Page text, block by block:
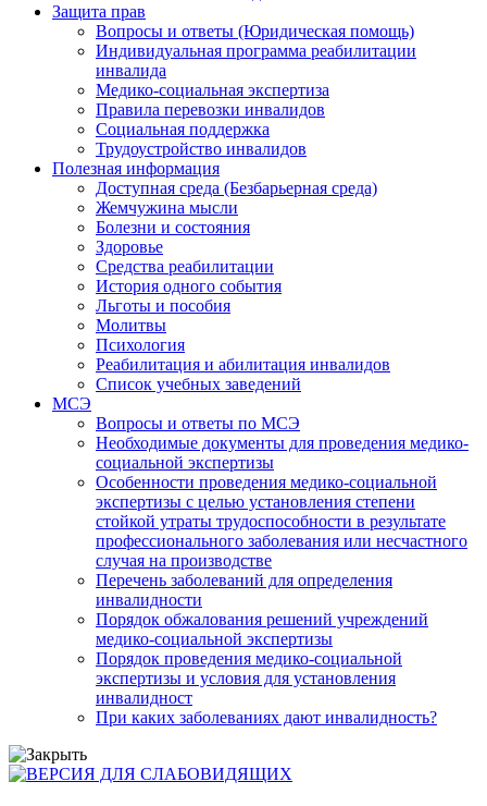
Защита прав
Вопросы и ответы (Юридическая помощь)
Индивидуальная программа реабилитации
инвалида
Медико-социальная экспертиза
Правила перевозки инвалидов
Социальная поддержка
Трудоустройство инвалидов
Полезная информация
Доступная среда (Безбарьерная среда)
Жемчужина мысли
Болезни и состояния
Здоровье
Средства реабилитации
История одного события
Льготы и пособия
Молитвы
Психология
Реабилитация и абилитация инвалидов
Список учебных заведений
МСЭ
Вопросы и ответы по МСЭ
Необходимые документы для проведения медико-
социальной экспертизы
Особенности проведения медико-социальной
экспертизы с целью установления степени
стойкой утраты трудоспособности в результате
профессионального заболевания или несчастного
случая на производстве
Перечень заболеваний для определения
инвалидности
Порядок обжалования решений учреждений
медико-социальной экспертизы
Порядок проведения медико-социальной
экспертизы и условия для установления
инвалидност
При каких заболеваниях дают инвалидность?